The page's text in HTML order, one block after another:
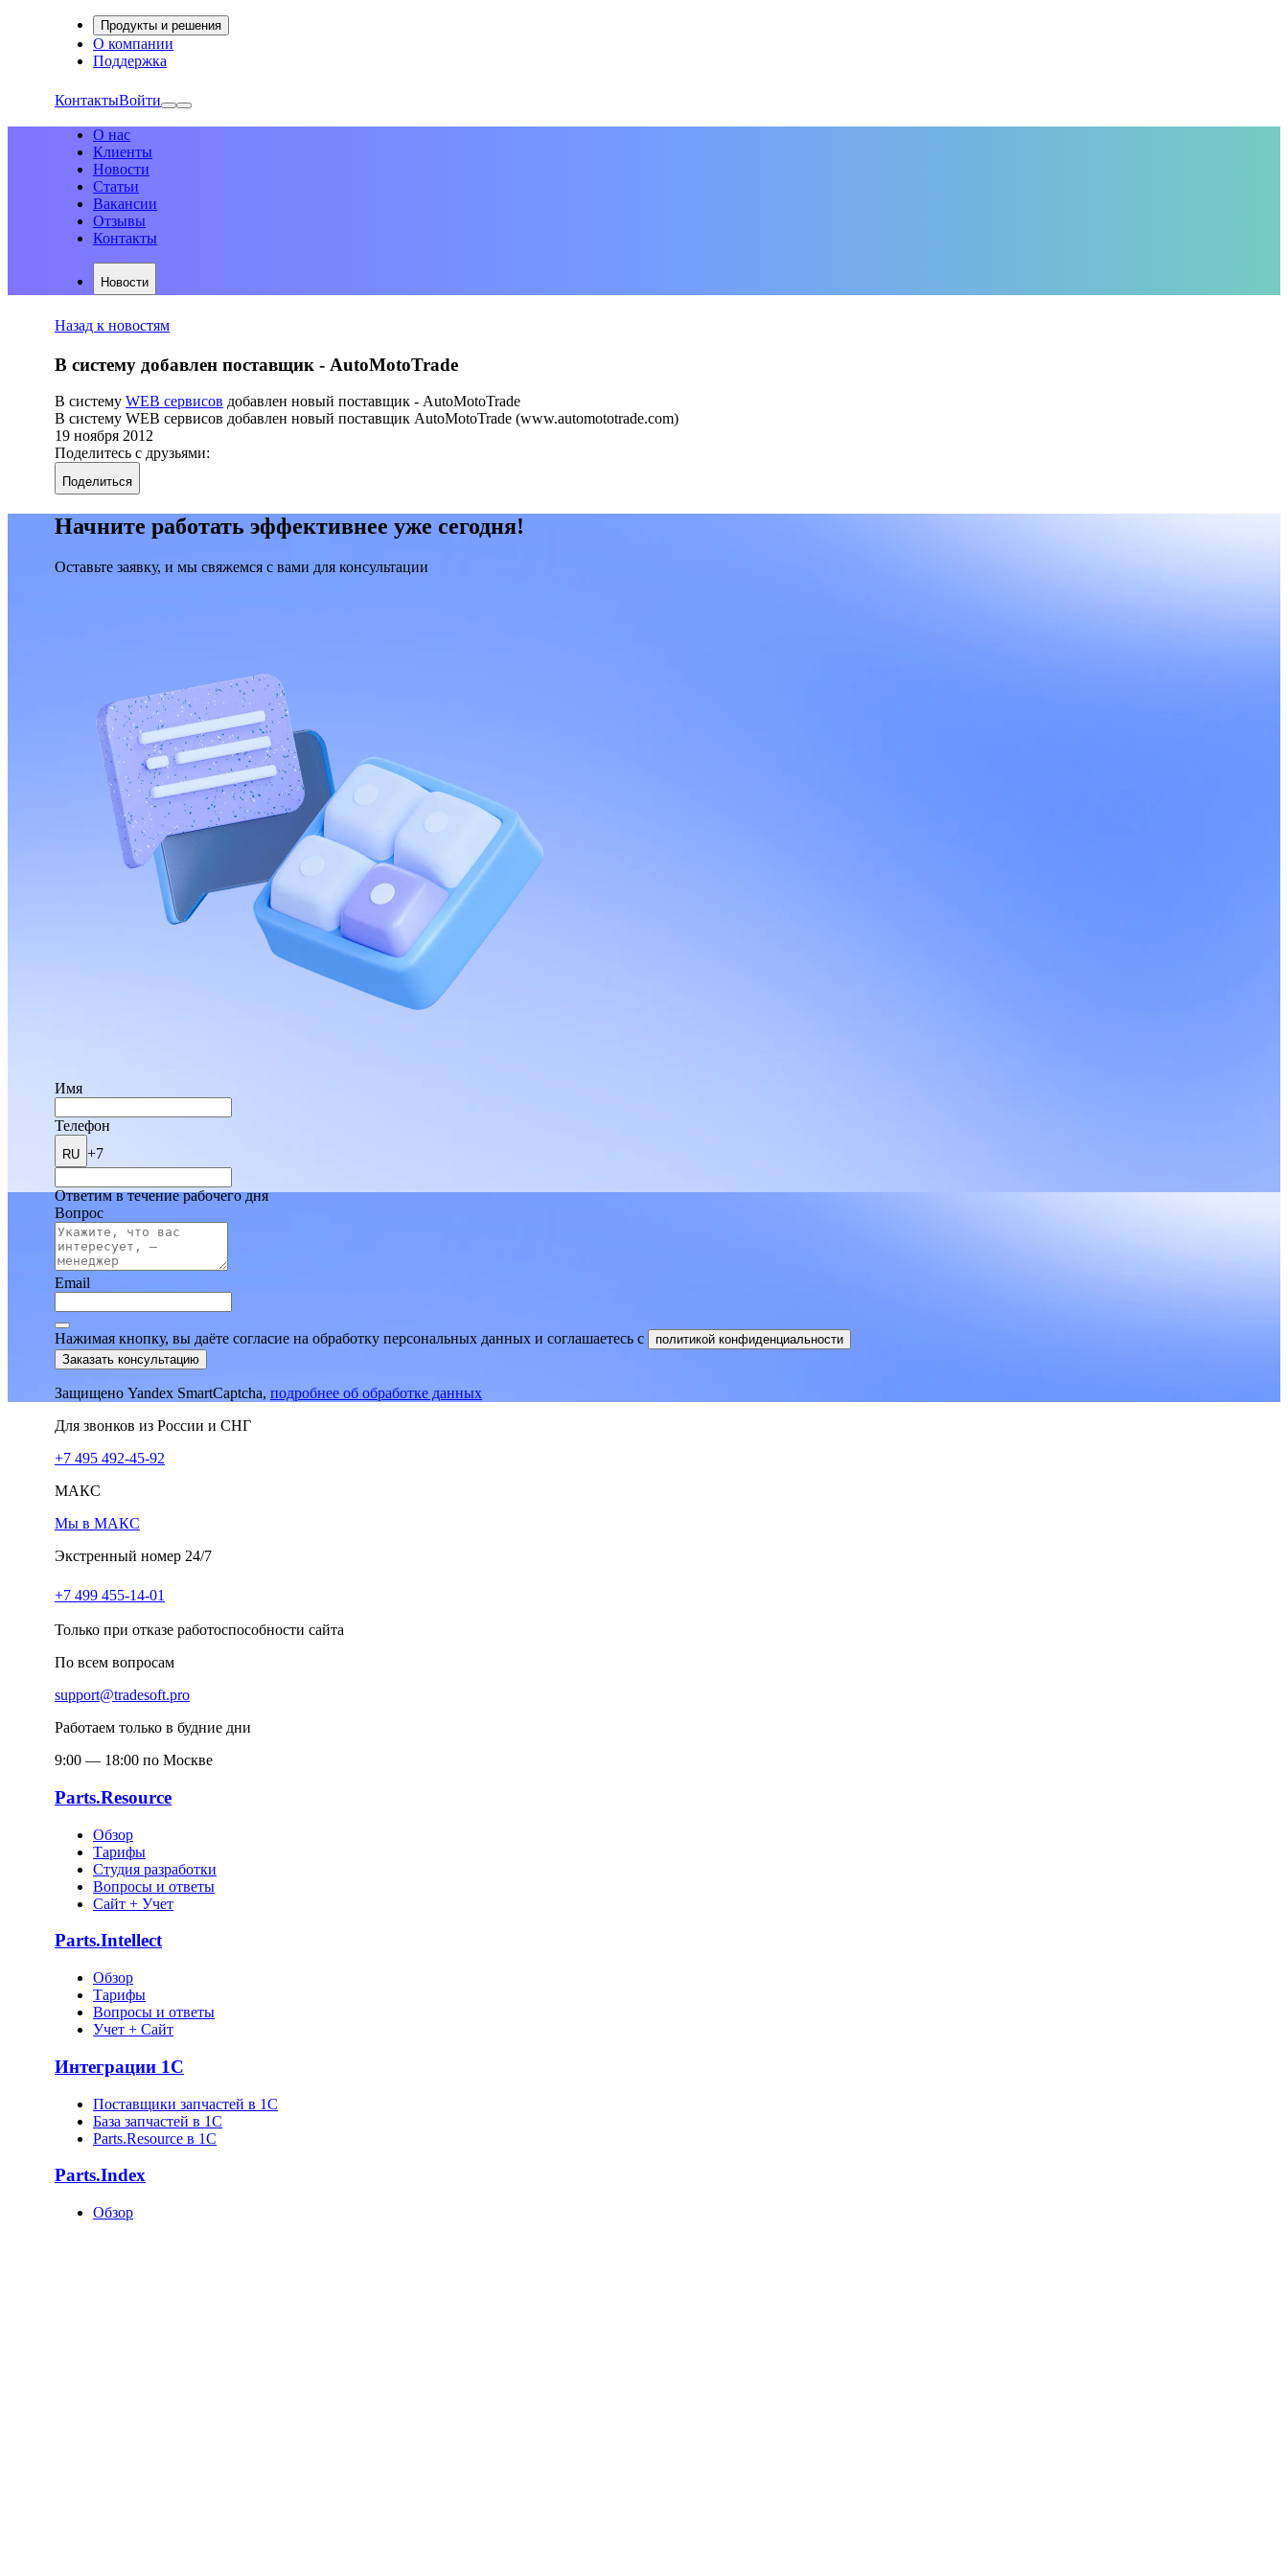
Продукты и решения
О компании
Поддержка
КонтактыВойти
О нас
Клиенты
Новости
Статьи
Вакансии
Отзывы
Контакты
Новости
Назад к новостям
В систему добавлен поставщик - AutoMotoTrade
В систему WEB сервисов добавлен новый поставщик - AutoMotoTrade
В систему WEB сервисов добавлен новый поставщик AutoMotoTrade (www.automototrade.com)
19 ноября 2012
Поделитесь с друзьями:
Поделиться
Начните работать эффективнее уже сегодня!
Оставьте заявку, и мы свяжемся с вами для консультации
Имя
Телефон
RU +7
Ответим в течение рабочего дня
Вопрос
Email
Нажимая кнопку, вы даёте согласие на обработку персональных данных и соглашаетесь c
политикой конфиденциальности
Заказать консультацию
Защищено Yandex SmartCaptcha, подробнее об обработке данных
Для звонков из России и СНГ
+7 495 492-45-92
МАКС
Мы в МАКС
Экстренный номер 24/7
+7 499 455-14-01
Только при отказе работоспособности сайта
По всем вопросам
support@tradesoft.pro
Работаем только в будние дни
9:00 — 18:00 по Москве
Parts.Resource
Обзор
Тарифы
Студия разработки
Вопросы и ответы
Сайт + Учет
Parts.Intellect
Обзор
Тарифы
Вопросы и ответы
Учет + Сайт
Интеграции 1С
Поставщики запчастей в 1C
База запчастей в 1С
Parts.Resource в 1C
Parts.Index
Обзор